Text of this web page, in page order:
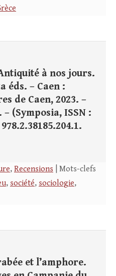
à nos jours.
éds. – Caen :
de Caen, 2023. –
(Symposia, ISSN :
, Recensions | Mots-clefs
, société, sociologie,
et l’amphore.